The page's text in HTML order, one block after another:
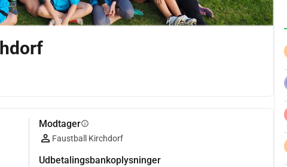
Modtagerinfo
Faustball Kirchdorf
Udbetalingsbankoplysninger